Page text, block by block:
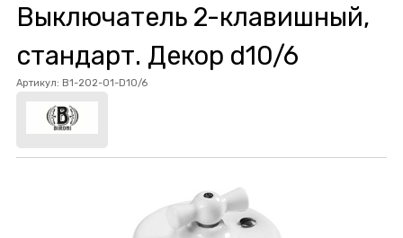
Выключатель 2-клавишный,
стандарт. Декор d10/6
Артикул: B1-202-01-D10/6